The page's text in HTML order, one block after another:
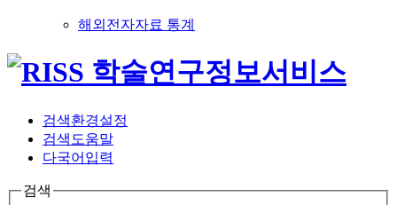
해외전자자료 통계
검색환경설정
검색도움말
다국어입력
검색